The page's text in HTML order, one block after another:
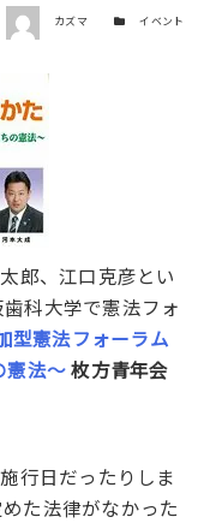
著者 カズマ カテゴリー
イベント
郎、江口克彦とい
科大学で憲法フォ
型憲法フォーラム
憲法～枚方青年会
行日だったりしま
た法律がなかった